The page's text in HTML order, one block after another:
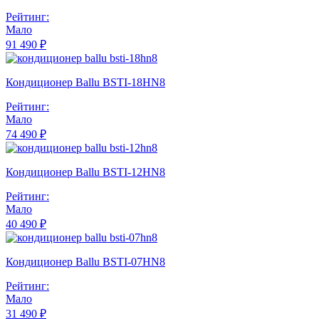
Рейтинг:
Мало
91 490 ₽
Кондиционер Ballu BSTI-18HN8
Рейтинг:
Мало
74 490 ₽
Кондиционер Ballu BSTI-12HN8
Рейтинг:
Мало
40 490 ₽
Кондиционер Ballu BSTI-07HN8
Рейтинг:
Мало
31 490 ₽